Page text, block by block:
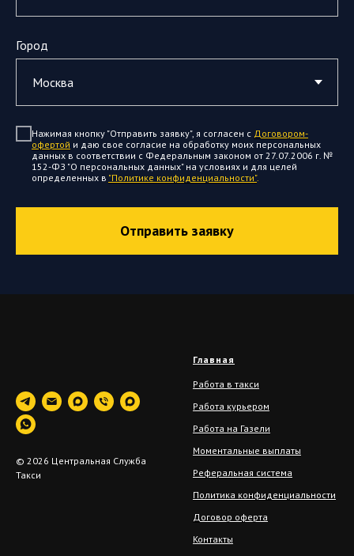
Город
Нажимая кнопку "Отправить заявку", я согласен с Договором-
офертой и даю свое согласие на обработку моих персональных
данных в соответствии с Федеральным законом от 27.07.2006 г. №
152-ФЗ "О персональных данных" на условиях и для целей
определенных в "Политике конфиденциальности".
Отправить заявку
Главная
Работа в такси
Работа курьером
Работа на Газели
Моментальные выплаты
Реферальная система
Политика конфиденциальности
Договор оферта
Контакты